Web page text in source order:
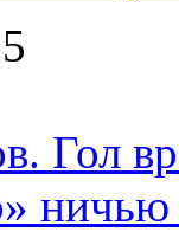
Гол
ничью